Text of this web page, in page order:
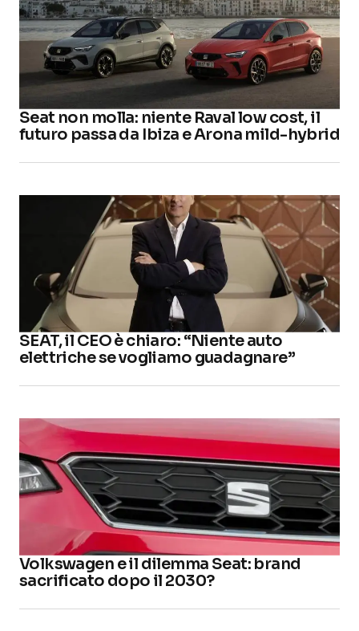
Seat non molla: niente Raval low cost, il
futuro passa da Ibiza e Arona mild-hybrid
SEAT, il CEO è chiaro: “Niente auto
elettriche se vogliamo guadagnare”
Volkswagen e il dilemma Seat: brand
sacrificato dopo il 2030?